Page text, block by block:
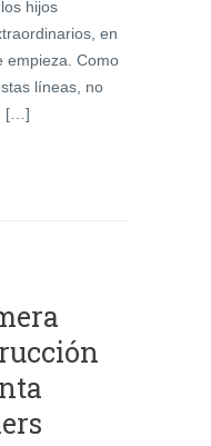
hijos
en
empieza. Como
líneas, no
[…]